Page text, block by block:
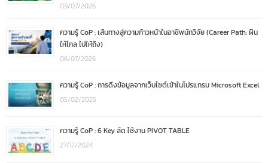
09/07/2026
ความรู้ CoP : เส้นทางสู่ความก้าวหน้าในอาชีพนักวิจัย (Career Path: ฝัน
ให้ไกล ไปให้ถึง)
06/07/2026
ความรู้ CoP : การดึงข้อมูลจากเว็บไซต์เข้าในโปรแกรม Microsoft Excel
05/02/2025
ความรู้ CoP : 6 Key ลัด ใช้งาน PIVOT TABLE
27/12/2024